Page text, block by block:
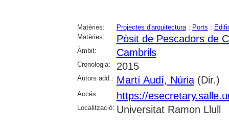
Matèries: Projectes d'arquitectura; Ports ;
Matèries:
Pòsit de Pescadors de
Àmbit: Cambrils
Cronologia: 2015
Autors add.: Martí Audí, Núria(Dir.)
Accés: https://
Localització: Universitat Ramon Llull